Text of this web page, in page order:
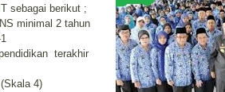
sebagai berikut ;
minimal 2 tahun
terakhir
4)